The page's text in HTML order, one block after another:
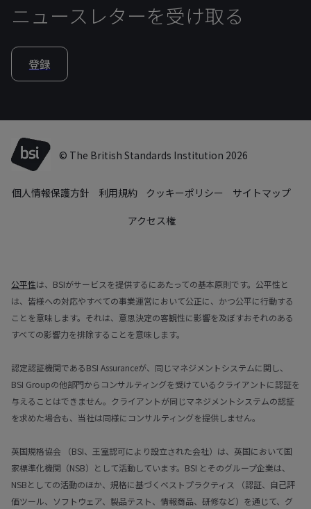
ニュースレターを受け取る
登録
© The British Standards Institution 2026
個人情報保護方針 利用規約 クッキーポリシー
サイトマップ
アクセス権
公平性は、BSIがサービスを提供するにあたっての基本原則です。公平性と
は、皆様への対応やすべての事業運営において公正に、かつ公平に行動する
ことを意味します。それは、意思決定の客観性に影響を及ぼすおそれのある
すべての影響力を排除することを意味します。
認定認証機関であるBSI Assuranceが、同じマネジメントシステムに関し、
BSI Groupの他部門からコンサルティングを受けているクライアントに認証を
与えることはできません。クライアントが同じマネジメントシステムの認証
を求めた場合も、当社は同様にコンサルティングを提供しません。
英国規格協会 （BSI、王室認可により設立された会社）は、英国において国
家標準化機関（NSB）として活動しています。BSI とそのグループ企業は、
NSBとしての活動のほか、規格に基づくベストプラクティス （認証、自己評
価ツール、ソフトウェア、製品テスト、情報商品、研修など）を通じて、グ